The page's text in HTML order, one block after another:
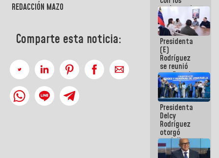
REDACCIÓN MAZO
Comparte esta noticia:
trabajos de
mantenimiento
e inspección
en la Línea 2
Presidenta
(E)
Rodríguez
se reunió
con Estado
Mayor
Eléctrico
para
abordar
planes de
acción
Presidenta
Delcy
Rodríguez
otorgó
medalla
"Héroe de